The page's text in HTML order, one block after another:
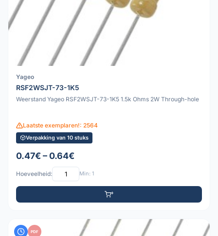
Yageo
RSF2WSJT-73-1K5
Weerstand Yageo RSF2WSJT-73-1K5 1.5k Ohms 2W Through-hole
Laatste exemplaren!: 2564
Verpakking van 10 stuks
0.47€ – 0.64€
Hoeveelheid: Min: 1
PDF